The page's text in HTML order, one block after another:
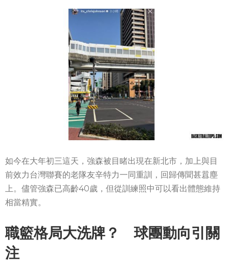
如今在大年初三這天，強森被目睹出現在新北市，加上與目
前效力台灣聯賽的老隊友辛特力一同重訓，回歸傳聞甚囂塵
上。儘管強森已高齡40歲，但從訓練照中可以看出體態維持
相當精實。
職籃格局大洗牌？ 球團動向引關
注